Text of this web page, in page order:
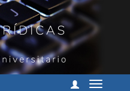
Cambiar